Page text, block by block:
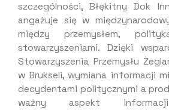
szczególności, Błękitny Dok
angażuje się w
między przemysłem,
stowarzyszeniami. Dzięki
Stowarzyszenia Przemysłu
w Brukseli, wymiana informacji
decydentami politycznymi a
ważny aspekt